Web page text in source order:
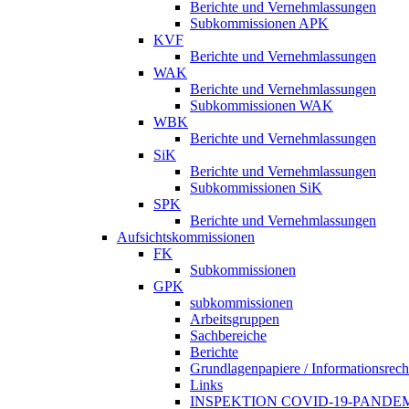
Berichte und Vernehmlassungen
Subkommissionen APK
KVF
Berichte und Vernehmlassungen
WAK
Berichte und Vernehmlassungen
Subkommissionen WAK
WBK
Berichte und Vernehmlassungen
SiK
Berichte und Vernehmlassungen
Subkommissionen SiK
SPK
Berichte und Vernehmlassungen
Aufsichtskommissionen
FK
Subkommissionen
GPK
subkommissionen
Arbeitsgruppen
Sachbereiche
Berichte
Grundlagenpapiere /
Links
INSPEKTION COVID-19-